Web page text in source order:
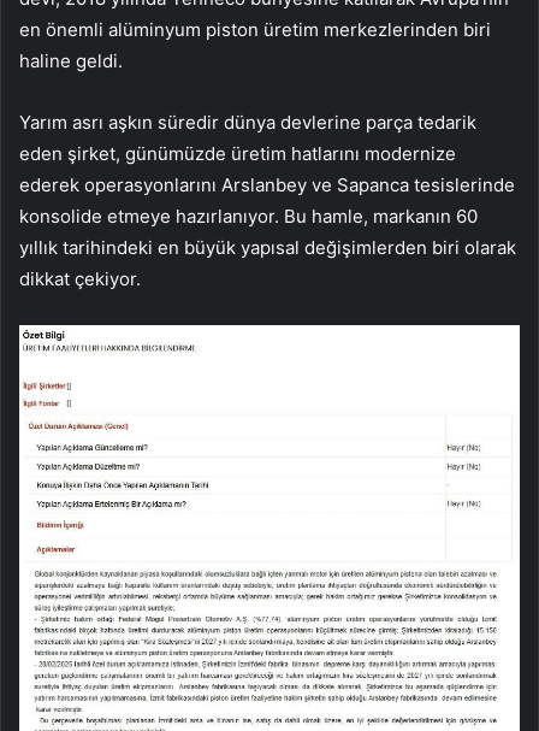
en önemli alüminyum piston üretim merkezlerinden biri
haline geldi.
Yarım asrı aşkın süredir dünya devlerine parça tedarik
eden şirket, günümüzde üretim hatlarını modernize
ederek operasyonlarını Arslanbey ve Sapanca tesislerinde
konsolide etmeye hazırlanıyor. Bu hamle, markanın 60
yıllık tarihindeki en büyük yapısal değişimlerden biri olarak
dikkat çekiyor.